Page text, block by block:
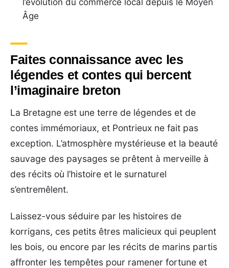
Âge
Faites connaissance avec les
légendes et contes qui bercent
l’imaginaire breton
La Bretagne est une terre de légendes et de
contes immémoriaux, et Pontrieux ne fait pas
exception. L’atmosphère mystérieuse et la beauté
sauvage des paysages se prêtent à merveille à
des récits où l’histoire et le surnaturel
s’entremêlent.
Laissez-vous séduire par les histoires de
korrigans, ces petits êtres malicieux qui peuplent
les bois, ou encore par les récits de marins partis
affronter les tempêtes pour ramener fortune et